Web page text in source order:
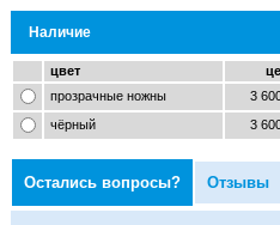
Наличие
цвет
прозрачные ножны
3
чёрный
3
Остались вопросы? Отзывы